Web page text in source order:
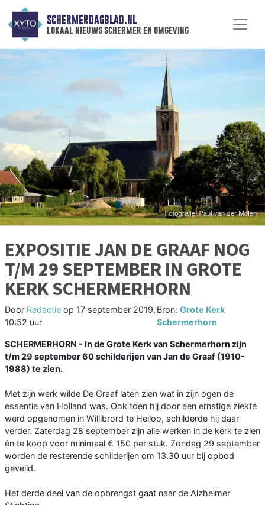
SCHERMERDAGBLAD.NL
lokaal nieuws schermer en omgeving
EXPOSITIE JAN DE GRAAF NOG
T/M 29 SEPTEMBER IN GROTE
KERK SCHERMERHORN
Door Redactie op 17 september 2019,
10:52 uur
Bron: Grote Kerk
Schermerhorn
SCHERMERHORN - In de Grote Kerk van Schermerhorn zijn
t/m 29 september 60 schilderijen van Jan de Graaf (1910-
1988) te zien.
Met zijn werk wilde De Graaf laten zien wat in zijn ogen de
essentie van Holland was. Ook toen hij door een ernstige ziekte
werd opgenomen in Willibrord te Heiloo, schilderde hij daar
verder. Zaterdag 28 september zijn alle werken in de kerk te zien
én te koop voor minimaal € 150 per stuk. Zondag 29 september
worden de resterende schilderijen om 13.30 uur bij opbod
geveild.
Het derde deel van de opbrengst gaat naar de Alzheimer